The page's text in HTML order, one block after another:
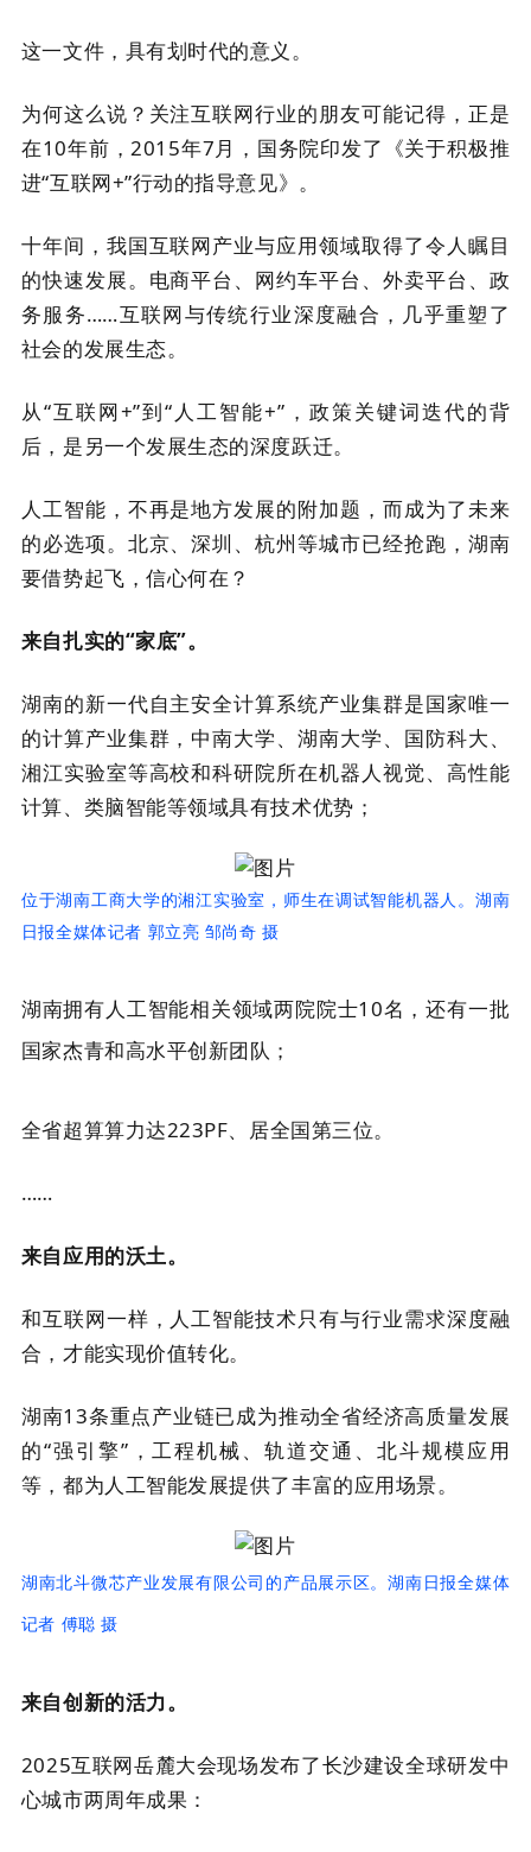
这一文件，具有划时代的意义。
为何这么说？关注互联网行业的朋友可能记得，正是
在10年前，2015年7月，国务院印发了《关于积极推
进“互联网+”行动的指导意见》。
十年间，我国互联网产业与应用领域取得了令人瞩目
的快速发展。电商平台、网约车平台、外卖平台、政
务服务……互联网与传统行业深度融合，几乎重塑了
社会的发展生态。
从“互联网+”到“人工智能+”，政策关键词迭代的背
后，是另一个发展生态的深度跃迁。
人工智能，不再是地方发展的附加题，而成为了未来
的必选项。北京、深圳、杭州等城市已经抢跑，湖南
要借势起飞，信心何在？
来自扎实的“家底”。
湖南的新一代自主安全计算系统产业集群是国家唯一
的计算产业集群，中南大学、湖南大学、国防科大、
湘江实验室等高校和科研院所在机器人视觉、高性能
计算、类脑智能等领域具有技术优势；
位于湖南工商大学的湘江实验室，师生在调试智能机器人。湖南
日报全媒体记者 郭立亮 邹尚奇 摄
湖南拥有人工智能相关领域两院院士10名，还有一批
国家杰青和高水平创新团队；
全省超算算力达223PF、居全国第三位。
……
来自应用的沃土。
和互联网一样，人工智能技术只有与行业需求深度融
合，才能实现价值转化。
湖南13条重点产业链已成为推动全省经济高质量发展
的“强引擎”，工程机械、轨道交通、北斗规模应用
等，都为人工智能发展提供了丰富的应用场景。
湖南北斗微芯产业发展有限公司的产品展示区。湖南日报全媒体
记者 傅聪 摄
来自创新的活力。
2025互联网岳麓大会现场发布了长沙建设全球研发中
心城市两周年成果：